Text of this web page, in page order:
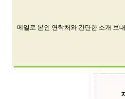
메일로 본인 연락처와 간단한 소개 보